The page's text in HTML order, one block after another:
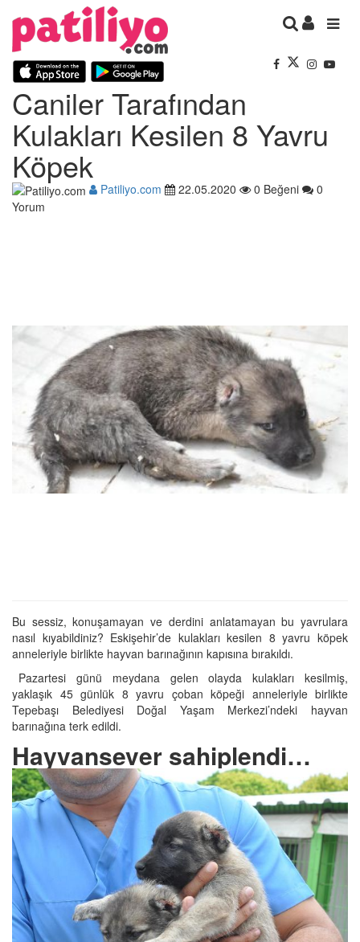
Caniler Tarafından
Kulakları Kesilen 8 Yavru
Köpek
Patiliyo.com 22.05.2020 0 Beğeni
0
Yorum
Bu sessiz, konuşamayan ve derdini anlatamayan bu yavrulara
nasıl kıyabildiniz? Eskişehir’de kulakları kesilen 8 yavru köpek
anneleriyle birlikte hayvan barınağının kapısına bırakıldı.
Pazartesi günü meydana gelen olayda kulakları kesilmiş,
yaklaşık 45 günlük 8 yavru çoban köpeği anneleriyle birlikte
Tepebaşı Belediyesi Doğal Yaşam Merkezi’ndeki hayvan
barınağına terk edildi.
Hayvansever sahiplendi…